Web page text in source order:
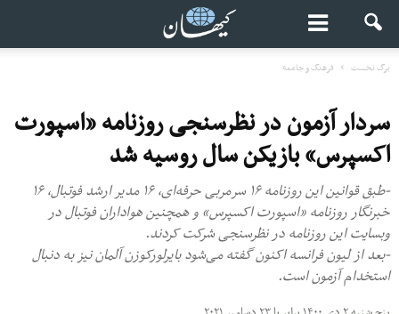
برگ نخست فرهنگ و جامعه
سردار آزمون در نظرسنجی روزنامه «اسپورت
اکسپرس» بازیکن سال روسیه شد
-طبق قوانین این روزنامه ۱۶ سرمربی حرفه‌ای، ۱۶ مدیر ارشد فوتبال، ۱۶
خبرنگار روزنامه «اسپورت اکسپرس» و همچنین هواداران فوتبال در
وبسایت این روزنامه در نظرسنجی شرکت کردند.
-بعد از لیون فرانسه اکنون گفته می‌شود بایرلورکوزن آلمان نیز به دنبال
استخدام آزمون است.